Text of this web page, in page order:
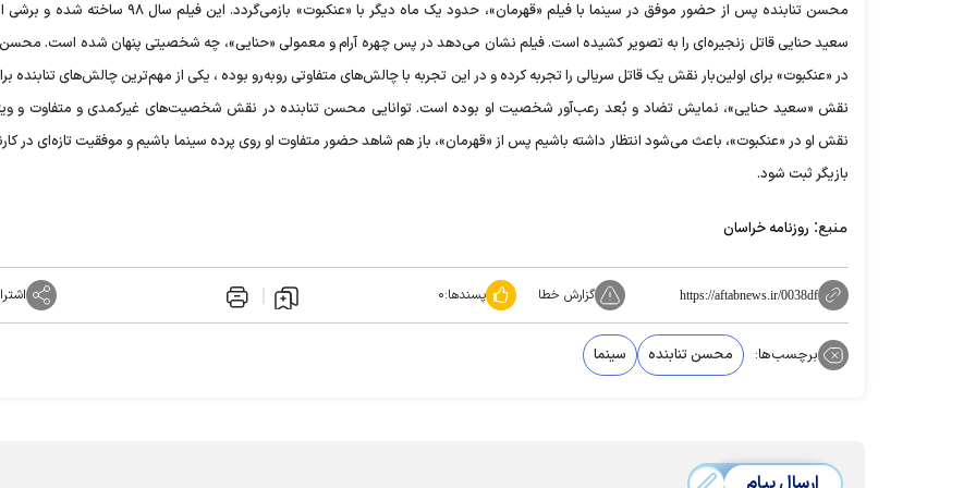
محسن تنابنده پس از حضور موفق در سینما با فیلم «قهرمان»، حدود یک ماه دیگر با «عنکبوت» بازمی‌گردد.
سعید حنایی قاتل زنجیره‌ای را به تصویر کشیده است. فیلم نشان می‌دهد در پس چهره آرام و معمولی «حنایی»، چه شخصیتی پنهان شده است. محسن
در «عنکبوت» برای اولین‌بار نقش یک قاتل سریالی را تجربه کرده و در این تجربه با چالش‌های متفاوتی روبه‌رو بوده ، یکی از مهم‌ترین چالش‌های تنابنده
نقش «سعید حنایی»، نمایش تضاد و بُعد رعب‌آور شخصیت او بوده است. توانایی محسن تنابنده در نقش شخصیت‌های غیرکمدی و متفاوت و
نقش او در «عنکبوت»، باعث می‌شود انتظار داشته باشیم پس از «قهرمان»، باز هم شاهد حضور متفاوت او روی پرده سینما باشیم و موفقیت تازه‌ای در
بازیگر ثبت شود.
منبع: روزنامه خراسان
https://aftabnews.ir/0038df گزارش خطا پسندها:۰
برچسب‌ها: محسن تنابنده سینما